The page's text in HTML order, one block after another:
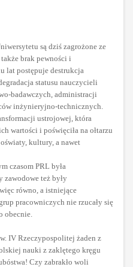
są dziś zagrożone ze
brak pewności i
lat postępuje destrukcja
statusu nauczycieli
badawczych, administracji
inżynieryjno-technicznych.
ustrojowej, która
wartości i poświęciła na ołtarzu
kultury, a nawet
czasom PRL była
zawodowe też były
równo, a istniejące
pracowniczych nie rzucały się
obecnie.
IV Rzeczypospolitej żaden z
nauki z zaklętego kręgu
Czy zabrakło woli